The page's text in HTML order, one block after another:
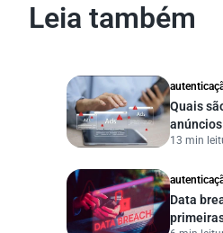
Leia também
Quais
proteger
13 min
Data